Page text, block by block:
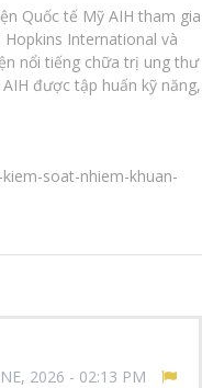
Quốc tế Mỹ AIH tham gia
International và
nổi tiếng chữa trị ung thư
được tập huấn kỹ năng,
soat-nhiem-khuan-
2026 - 02:13 PM